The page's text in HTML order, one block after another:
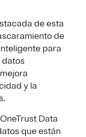
de esta
de
para
datos
y la
Data
que están